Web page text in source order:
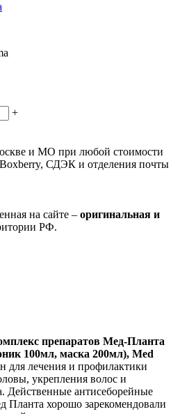
+
и МО при любой стоимости
СДЭК и отделения почты
на сайте – оригинальная и
РФ.
препаратов Мед-Планта
100мл, маска 200мл), Med
для лечения и профилактики
укрепления волос и
Действенные антисеборейные
Планта хорошо зарекомендовали